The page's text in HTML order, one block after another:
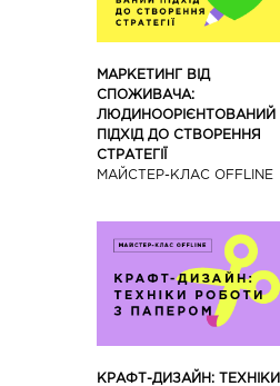
МАРКЕТИНГ ВІД
СПОЖИВАЧА:
ЛЮДИНООРІЄНТОВАНИЙ
ПІДХІД ДО СТВОРЕННЯ
СТРАТЕГІЇ
МАЙCТЕР-КЛАС OFFLINE
КРАФТ-ДИЗАЙН: ТЕХНІКИ